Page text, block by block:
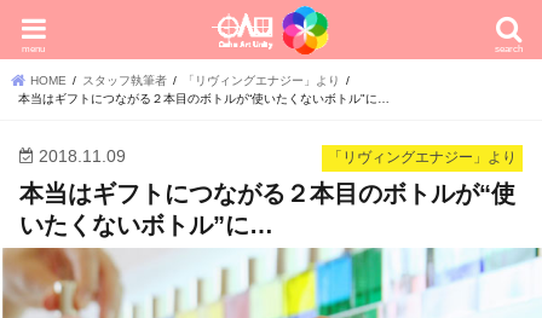
search
menu
HOME スタッフ執筆者
「リヴィングエナジー」より
本当はギフトにつながる２本目のボトルが“使いたくないボトル"に…
「リヴィングエナジー」より
2018.11.09
本当はギフトにつながる２本目のボトルが“使
いたくないボトル”に…